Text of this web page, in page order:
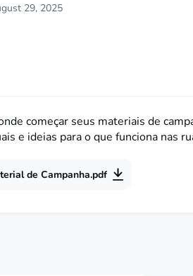
29, 2025
começar seus materiais de
e ideias para o que funciona nas
de Campanha.pdf